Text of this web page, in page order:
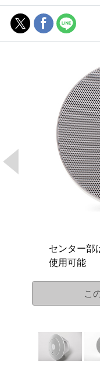
センター部
使用可能
こ